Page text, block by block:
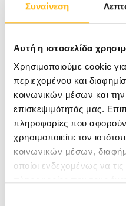
Συναίνεση
Αυτή η ιστοσελίδα
Χρησιμοποιούμε cookie
περιεχομένου και
κοινωνικών μέσων και
επισκεψιμότητάς μας.
πληροφορίες που
χρησιμοποιείτε τον
κοινωνικών μέσων,
οποίοι ενδεχομένως να
γονιμότητα
25/05/
IRE στον
λιγότερο
20/03/2026
10